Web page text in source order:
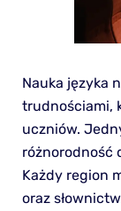
Nauka języka
trudnościami,
uczniów.
różnorodność
Każdy region
oraz